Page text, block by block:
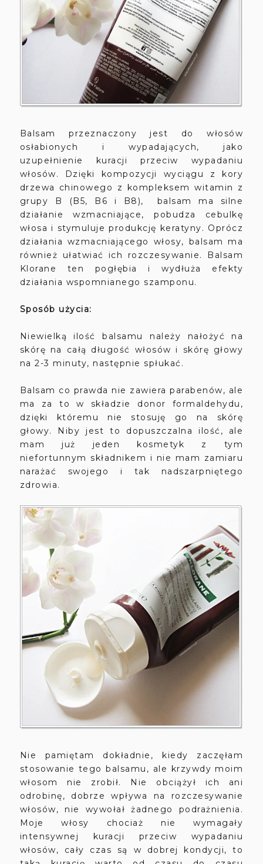
Balsam przeznaczony jest do włosów
osłabionych i wypadających, jako
uzupełnienie kuracji przeciw wypadaniu
włosów. Dzięki kompozycji wyciągu z kory
drzewa chinowego z kompleksem witamin z
grupy B (B5, B6 i B8), balsam ma silne
działanie wzmacniające, pobudza cebulkę
włosa i stymuluje produkcję keratyny. Oprócz
działania wzmacniającego włosy, balsam ma
również ułatwiać ich rozczesywanie. Balsam
Klorane ten pogłębia i wydłuża efekty
działania wspomnianego szamponu.
Sposób użycia:
Niewielką ilość balsamu należy nałożyć na
skórę na całą długość włosów i skórę głowy
na 2-3 minuty, następnie spłukać.
Balsam co prawda nie zawiera parabenów, ale
ma za to w składzie donor formaldehydu,
dzięki któremu nie stosuję go na skórę
głowy. Niby jest to dopuszczalna ilość, ale
mam już jeden kosmetyk z tym
niefortunnym składnikem i nie mam zamiaru
narażać swojego i tak nadszarpniętego
zdrowia.
Nie pamiętam dokładnie, kiedy zaczęłam
stosowanie tego balsamu, ale krzywdy moim
włosom nie zrobił. Nie obciążył ich ani
odrobinę, dobrze wpływa na rozczesywanie
włosów, nie wywołał żadnego podrażnienia.
Moje włosy chociaż nie wymagały
intensywnej kuracji przeciw wypadaniu
włosów, cały czas są w dobrej kondycji, to